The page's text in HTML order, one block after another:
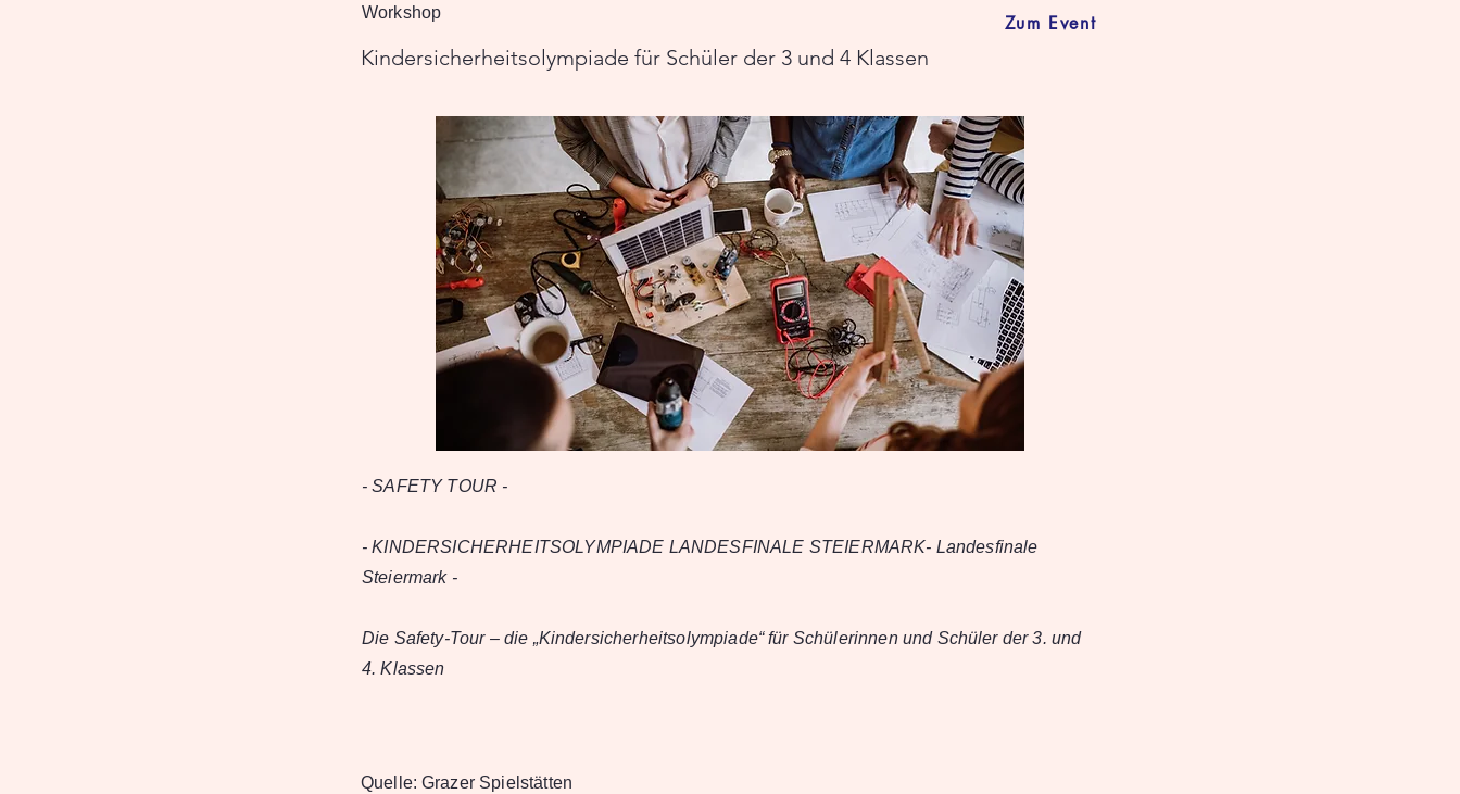
Workshop
Kindersicherheitsolympiade für Schüler der 3 und 4 Klassen
Zum Event
- SAFETY TOUR -
- KINDERSICHERHEITSOLYMPIADE LANDESFINALE STEIERMARK- Landesfinale
Steiermark -
Die Safety-Tour – die „Kindersicherheitsolympiade“ für Schülerinnen und Schüler der 3. und
4. Klassen
Quelle: Grazer Spielstätten